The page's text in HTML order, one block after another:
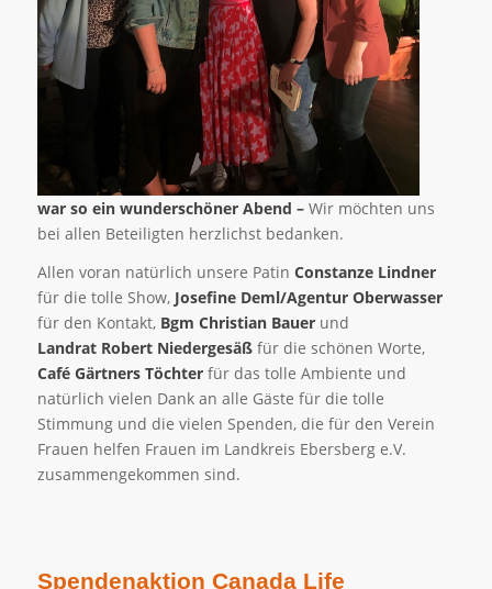
war so ein wunderschöner Abend – Wir möchten uns
bei allen Beteiligten herzlichst bedanken.
Allen voran natürlich unsere Patin Constanze Lindner
für die tolle Show, Josefine Deml/Agentur Oberwasser
für den Kontakt, Bgm Christian Bauerund
Landrat Robert Niedergesäß für die schönen Worte,
Café Gärtners Töchter für das tolle Ambiente und
natürlich vielen Dank an alle Gäste für die tolle
Stimmung und die vielen Spenden, die für den Verein
Frauen helfen Frauen im Landkreis Ebersberg e.V.
zusammengekommen sind.
Spendenaktion Canada Life